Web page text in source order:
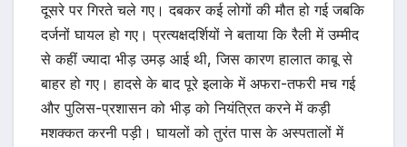
दूसरे पर गिरते चले गए। दबकर कई लोगों की मौत हो गई जबकि
दर्जनों घायल हो गए। प्रत्यक्षदर्शियों ने बताया कि रैली में उम्मीद
से कहीं ज्यादा भीड़ उमड़ आई थी, जिस कारण हालात काबू से
बाहर हो गए। हादसे के बाद पूरे इलाके में अफरा-तफरी मच गई
और पुलिस-प्रशासन को भीड़ को नियंत्रित करने में कड़ी
मशक्कत करनी पड़ी। घायलों को तुरंत पास के अस्पतालों में